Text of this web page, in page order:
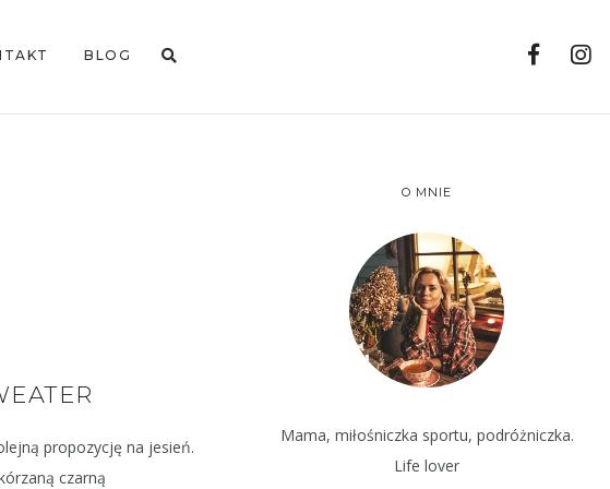
BLOG
propozycję na jesień.
czarną
O MNIE
Mama, miłośniczka sportu, podróżniczka.
Life lover